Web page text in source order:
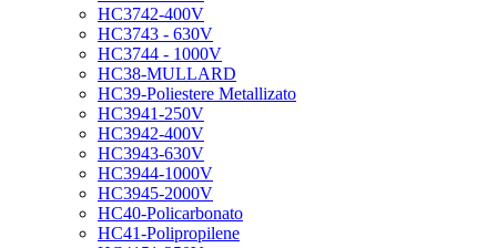
HC3742-400V
HC3743 - 630V
HC3744 - 1000V
HC38-MULLARD
HC39-Poliestere Metallizato
HC3941-250V
HC3942-400V
HC3943-630V
HC3944-1000V
HC3945-2000V
HC40-Policarbonato
HC41-Polipropilene